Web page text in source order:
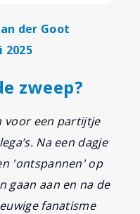
der Goot
2025
zweep?
voor een partijtje
Na een dagje
'ontspannen' op
gaan aan en na de
fanatisme